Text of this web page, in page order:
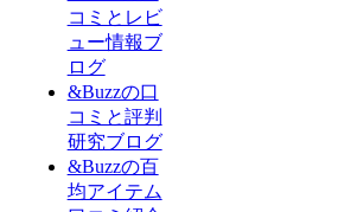
コミとレビ
ュー情報ブ
ログ
&Buzzの口
コミと評判
研究ブログ
&Buzzの百
均アイテム